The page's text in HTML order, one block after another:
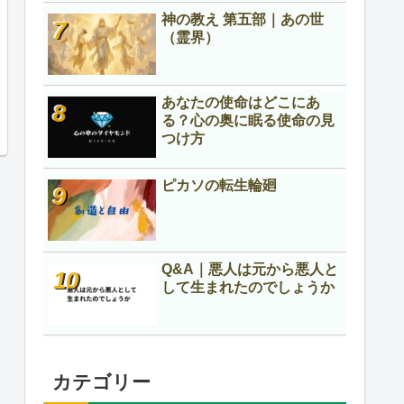
神の教え 第五部｜あの世
（霊界）
あなたの使命はどこにあ
る？心の奥に眠る使命の見
つけ方
ピカソの転生輪廻
Q&A｜悪人は元から悪人と
して生まれたのでしょうか
カテゴリー